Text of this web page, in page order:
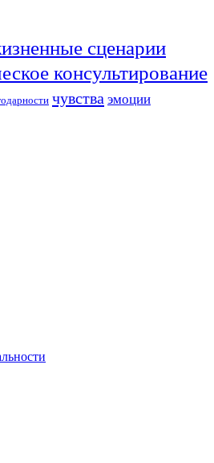
сценарии
консультирование
чувства эмоции